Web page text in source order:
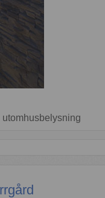
utomhusbelysning